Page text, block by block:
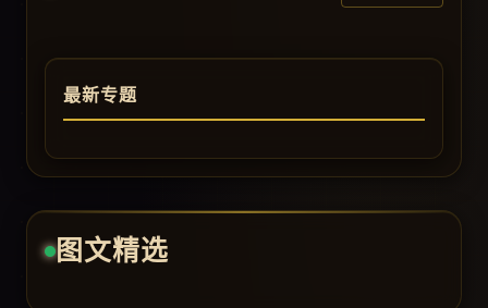
最新专题
图文精选